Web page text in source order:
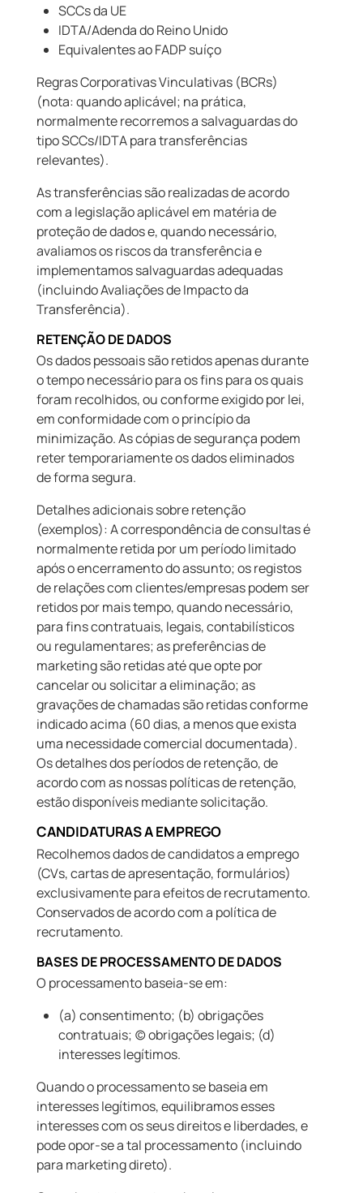
SCCs da UE
IDTA/Adenda do Reino Unido
Equivalentes ao FADP suíço
Regras Corporativas Vinculativas (BCRs)
(nota: quando aplicável; na prática,
normalmente recorremos a salvaguardas do
tipo SCCs/IDTA para transferências
relevantes).
As transferências são realizadas de acordo
com a legislação aplicável em matéria de
proteção de dados e, quando necessário,
avaliamos os riscos da transferência e
implementamos salvaguardas adequadas
(incluindo Avaliações de Impacto da
Transferência).
RETENÇÃO DE DADOS
Os dados pessoais são retidos apenas durante
o tempo necessário para os fins para os quais
foram recolhidos, ou conforme exigido por lei,
em conformidade com o princípio da
minimização. As cópias de segurança podem
reter temporariamente os dados eliminados
de forma segura.
Detalhes adicionais sobre retenção
(exemplos): A correspondência de consultas é
normalmente retida por um período limitado
após o encerramento do assunto; os registos
de relações com clientes/empresas podem ser
retidos por mais tempo, quando necessário,
para fins contratuais, legais, contabilísticos
ou regulamentares; as preferências de
marketing são retidas até que opte por
cancelar ou solicitar a eliminação; as
gravações de chamadas são retidas conforme
indicado acima (60 dias, a menos que exista
uma necessidade comercial documentada).
Os detalhes dos períodos de retenção, de
acordo com as nossas políticas de retenção,
estão disponíveis mediante solicitação.
CANDIDATURAS A EMPREGO
Recolhemos dados de candidatos a emprego
(CVs, cartas de apresentação, formulários)
exclusivamente para efeitos de recrutamento.
Conservados de acordo com a política de
recrutamento.
BASES DE PROCESSAMENTO DE DADOS
O processamento baseia-se em:
(a) consentimento; (b) obrigações
contratuais; (c) obrigações legais; (d)
interesses legítimos.
Quando o processamento se baseia em
interesses legítimos, equilibramos esses
interesses com os seus direitos e liberdades, e
pode opor-se a tal processamento (incluindo
para marketing direto).